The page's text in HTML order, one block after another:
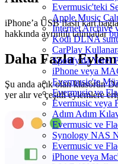
Evermusic'teki
Apple Music
Internet Archive
Kodi DLNA
CarPlay
Spotify'da Yerel
iPhone veya
Evermusic'te
Evermusic ve
Evermusic veya
Adım Adım
Evermusic ve
Synology NAS
Evermusic ve
iPhone veya
iPhone’a USB flash kart
hakkında ayrıntılı talimatlar
Daha Fazla Eylem
Şu anda açık olan klasörün
yer alır ve çeşitli eylemlere